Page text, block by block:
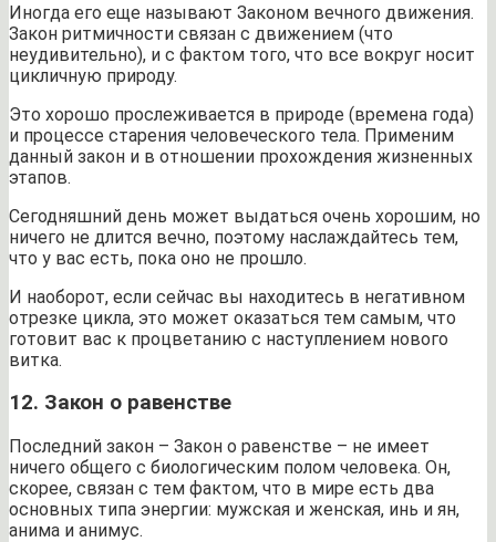
Иногда его еще называют Законом вечного движения.
Закон ритмичности связан с движением (что
неудивительно), и с фактом того, что все вокруг носит
цикличную природу.
Это хорошо прослеживается в природе (времена года)
и процессе старения человеческого тела. Применим
данный закон и в отношении прохождения жизненных
этапов.
Сегодняшний день может выдаться очень хорошим, но
ничего не длится вечно, поэтому наслаждайтесь тем,
что у вас есть, пока оно не прошло.
И наоборот, если сейчас вы находитесь в негативном
отрезке цикла, это может оказаться тем самым, что
готовит вас к процветанию с наступлением нового
витка.
12. Закон о равенстве
Последний закон – Закон о равенстве – не имеет
ничего общего с биологическим полом человека. Он,
скорее, связан с тем фактом, что в мире есть два
основных типа энергии: мужская и женская, инь и ян,
анима и анимус.